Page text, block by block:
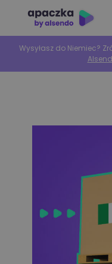
Wysyłasz do Niemiec?